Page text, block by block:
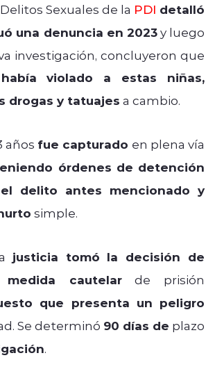
Sexuales de la PDI detalló
una denuncia en 2023y luego
investigación, concluyeron que
violado a estas niñas,
drogas y tatuajes a cambio.
años fue capturado en plena vía
órdenes de detención
delito antes mencionado y
simple.
justicia tomó la decisión de
cautelarde prisión
que presenta un peligro
Se determinó 90 días de plazo
.